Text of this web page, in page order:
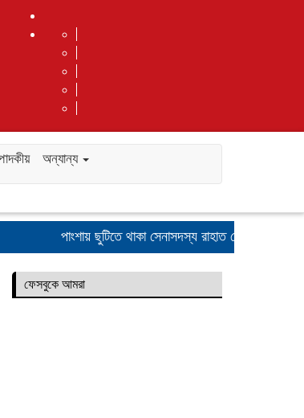
অন্যান্য
পাংশায় ছুটিতে থাকা সেনাসদস্য রাহাত হোসেনকে
ফেসবুকে আমরা